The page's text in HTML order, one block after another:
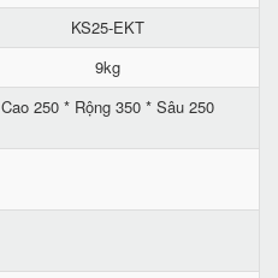
KS25-EKT
9kg
Cao 250 * Rộng 350 * Sâu 250